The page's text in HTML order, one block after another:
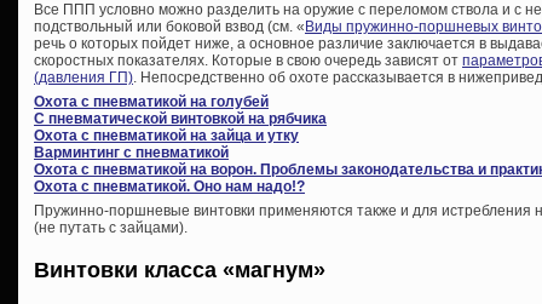
Все ППП условно можно разделить на оружие с переломом ствола и с
подствольный или боковой взвод (см. « Виды пружинно-поршневых
речь о которых пойдет ниже, а основное различие заключается в
скоростных показателях. Которые в свою очередь зависят от
(давления ГП). Непосредственно об охоте рассказывается в
Охота с пневматикой на голубей
С пневматической винтовкой на рябчика
Охота с пневматикой на зайца и утку
Варминтинг с пневматикой
Охота с пневматикой на ворон. Проблемы законодательства и
Охота с пневматикой. Оно нам надо!?
Пружинно-поршневые винтовки применяются также и для истребления
(не путать с зайцами).
Винтовки класса «магнум»